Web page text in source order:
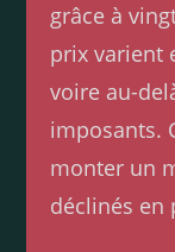
grâce à
prix varient
voire au-
imposants.
monter un
déclinés en